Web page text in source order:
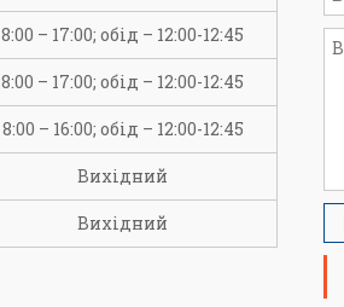
8:00 – 17:00; обід – 12:00-12:45
8:00 – 17:00; обід – 12:00-12:45
8:00 – 16:00; обід – 12:00-12:45
Вихідний
Вихідний